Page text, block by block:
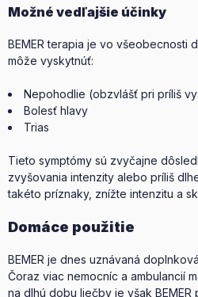
Možné vedľajšie účinky
BEMER terapia je vo všeobecnosti
môže vyskytnúť:
Nepohodlie (obzvlášť pri príliš
Bolesť hlavy
Trias
Tieto symptómy sú zvyčajne
zvyšovania intenzity alebo príliš
takéto príznaky, znížte intenzitu a
Domáce použitie
BEMER je dnes uznávaná
Čoraz viac nemocníc a ambulancií
na dlhú dobu liečby je však